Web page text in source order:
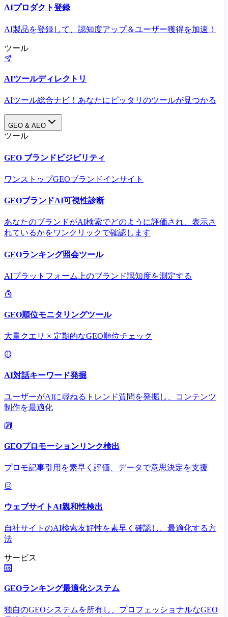
AIプロダクト登録
AI製品を登録して、認知度アップ＆ユーザー獲得を加速！
ツール
AIツールディレクトリ
AIツール総合ナビ！あなたにピッタリのツールが見つかる
GEO & AEO
ツール
GEO ブランドビジビリティ
ワンストップGEOブランドインサイト
GEOブランドAI可視性診断
あなたのブランドがAI検索でどのように評価され、表示さ
れているかをワンクリックで確認します
GEOランキング照会ツール
AIプラットフォーム上のブランド認知度を測定する
GEO順位モニタリングツール
大量クエリ × 定期的なGEO順位チェック
AI対話キーワード発掘
ユーザーがAIに尋ねるトレンド質問を発掘し、コンテンツ
制作を最適化
GEOプロモーションリンク検出
プロモ記事引用を素早く評価、データで意思決定を支援
ウェブサイトAI親和性検出
自社サイトのAI検索友好性を素早く確認し、最適化する方
法
サービス
GEOランキング最適化システム
独自のGEOシステムを所有し、プロフェッショナルなGEO